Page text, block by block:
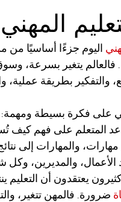
اليوم جزءًا أساسيًا من
يتغير بسرعة،
والتفكير بطريقة
على فكرة بسيطة
المتعلم على فهم كيف
والمهارات إلى
الأعمال، والمديرين،
يعتقدون أن التعليم
ضرورة. فالمهن تتغير،